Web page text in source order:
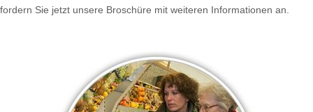
fordern Sie jetzt unsere Broschüre mit weiteren Informationen an.